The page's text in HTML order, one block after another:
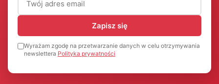
Zapisz się
Wyrażam zgodę na przetwarzanie danych w celu otrzymywania
newslettera Polityka prywatności